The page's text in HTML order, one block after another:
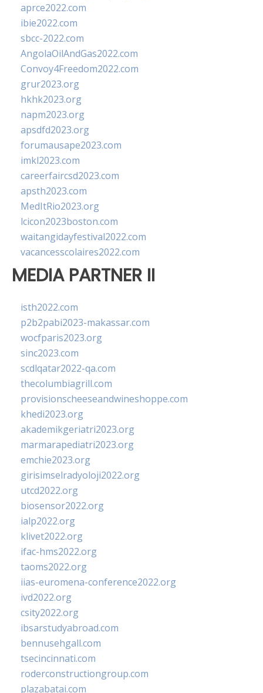
aprce2022.com
ibie2022.com
sbcc-2022.com
AngolaOilAndGas2022.com
Convoy4Freedom2022.com
grur2023.org
hkhk2023.org
napm2023.org
apsdfd2023.org
forumausape2023.com
imkl2023.com
careerfaircsd2023.com
apsth2023.com
MedItRio2023.org
lcicon2023boston.com
waitangidayfestival2022.com
vacancesscolaires2022.com
MEDIA PARTNER II
isth2022.com
p2b2pabi2023-makassar.com
wocfparis2023.org
sinc2023.com
scdlqatar2022-qa.com
thecolumbiagrill.com
provisionscheeseandwineshoppe.com
khedi2023.org
akademikgeriatri2023.org
marmarapediatri2023.org
emchie2023.org
girisimselradyoloji2022.org
utcd2022.org
biosensor2022.org
ialp2022.org
klivet2022.org
ifac-hms2022.org
taoms2022.org
iias-euromena-conference2022.org
ivd2022.org
csity2022.org
ibsarstudyabroad.com
bennusehgall.com
tsecincinnati.com
roderconstructiongroup.com
plazabatai.com